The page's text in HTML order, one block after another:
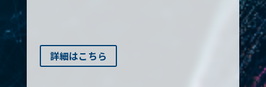
詳細はこちら
細
こ
ら